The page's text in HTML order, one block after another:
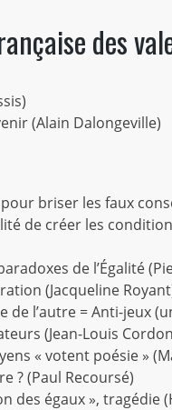
des
(Alain Dalongeville)
briser les faux
de créer les
de l’Égalité
(Jacqueline
l’autre = Anti-jeux
(Jean-Louis
« votent poésie »
? (Paul Recoursé)
des égaux », tragédie